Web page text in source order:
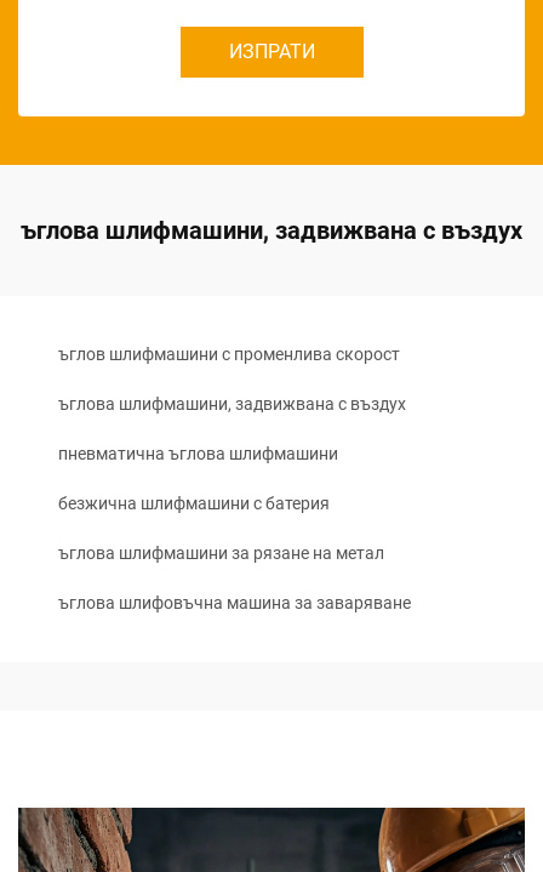
ИЗПРАТИ
ъглова шлифмашини, задвижвана с въздух
ъглов шлифмашини с променлива скорост
ъглова шлифмашини, задвижвана с въздух
пневматична ъглова шлифмашини
безжична шлифмашини с батерия
ъглова шлифмашини за рязане на метал
ъглова шлифовъчна машина за заваряване